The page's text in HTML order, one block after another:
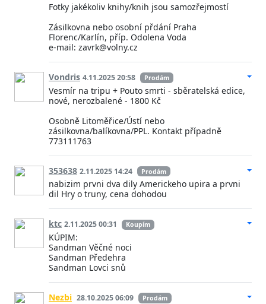
Fotky jakékoliv knihy/knih jsou samozřejmostí
Zásilkovna nebo osobní přdání Praha
Florenc/Karlín, příp. Odolena Voda
e-mail: zavrk@volny.cz
Vondris 4.11.2025 20:58 Prodám
Vesmír na tripu + Pouto smrti - sběratelská edice,
nové, nerozbalené - 1800 Kč
Osobně Litoměřice/Ústí nebo
zásilkovna/balíkovna/PPL. Kontakt případně
773111763
353638 2.11.2025 14:24 Prodám
nabizim prvni dva dily Americkeho upira a prvni
dil Hry o truny, cena dohodou
ktc 2.11.2025 00:31 Koupím
KÚPIM:
Sandman Věčné noci
Sandman Předehra
Sandman Lovci snů
Nezbi 28.10.2025 06:09 Prodám